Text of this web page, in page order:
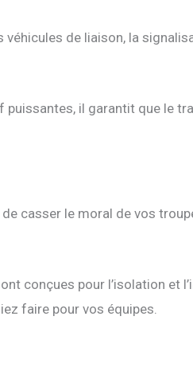
de liaison, la
il garantit que le
casser le moral de vos
conçues pour l’isolation et
faire pour vos équipes.